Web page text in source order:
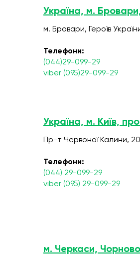
Україна, м.
м. Бровари, Героїв
Телефони:
(044)29-099-29
viber (095)29-099-29
Україна, м. Київ,
Пр-т Червоної Калини,
Телефони:
(044) 29-099-29
viber (095) 29-099-29
м. Черкаси,